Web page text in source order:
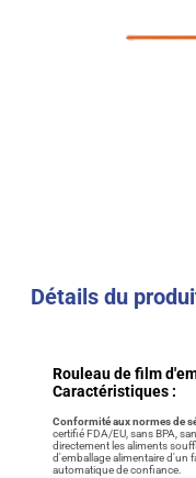
Détails du
Rouleau de film
Caractéristiques :
Conformité aux normes de
certifié FDA/EU, sans BPA,
directement les aliments
d'emballage alimentaire d'un
automatique de confiance.